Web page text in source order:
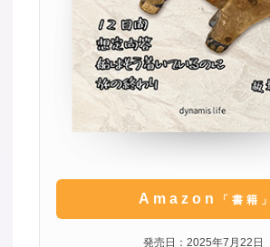
Amazon 「書籍」
発売日：2025年7月22日